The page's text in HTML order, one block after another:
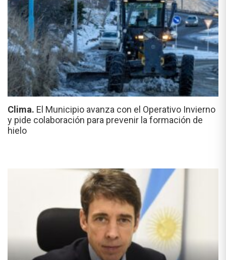
Clima. El Municipio avanza con el Operativo Invierno
y pide colaboración para prevenir la formación de
hielo